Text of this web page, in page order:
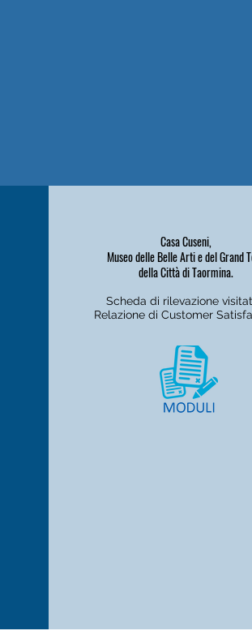
Casa Cuseni,
Museo delle Belle Arti e del Grand
della Città di Taormina.
Scheda di rilevazione
Relazione di Customer